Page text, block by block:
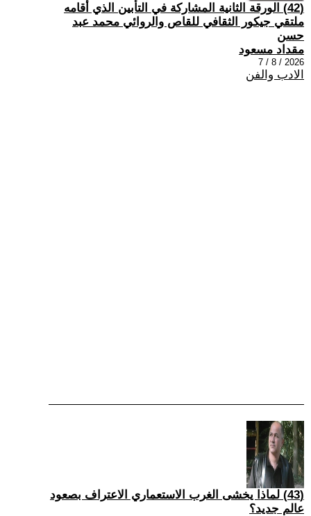
(42) الورقة الثانية المشاركة في التأبين الذي أقامه
ملتقي جيكور الثقافي للقاص والروائي محمد عبد
حسن
مقداد مسعود
2026 / 8 / 7
الادب والفن
(43) لماذا يخشى الغرب الاستعماري الاعتراف بصعود
عالم جديد؟